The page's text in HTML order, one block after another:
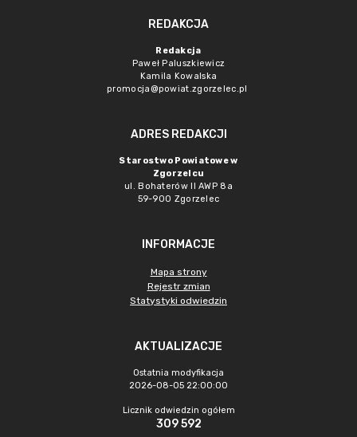
REDAKCJA
Redakcja
Paweł Paluszkiewicz
Kamila Kowalska
promocja@powiat.zgorzelec.pl
ADRES REDAKCJI
Starostwo Powiatowe w
Zgorzelcu
ul. Bohaterów II AWP 8a
59-900 Zgorzelec
INFORMACJE
Mapa strony
Rejestr zmian
Statystyki odwiedzin
AKTUALIZACJE
Ostatnia modyfikacja
2026-08-05 22:00:00
Licznik odwiedzin ogółem
309 592